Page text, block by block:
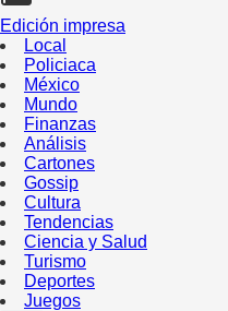
Edición impresa
Local
Policiaca
México
Mundo
Finanzas
Análisis
Cartones
Gossip
Cultura
Tendencias
Ciencia y Salud
Turismo
Deportes
Juegos